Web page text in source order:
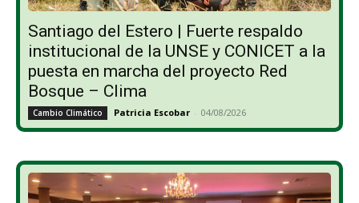
Santiago del Estero | Fuerte respaldo
institucional de la UNSE y CONICET a la
puesta en marcha del proyecto Red
Bosque – Clima
Cambio Climático Patricia Escobar - 04/08/2026